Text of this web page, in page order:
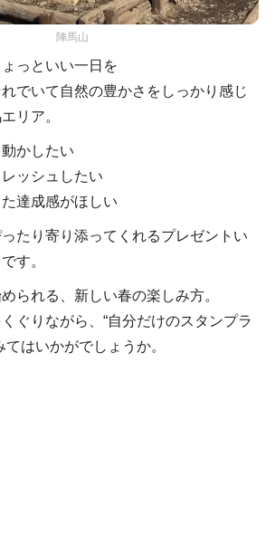
陣馬山
っといい一日を
でいて自然の豊かさをしっかり感じ
リア。
かしたい
ッシュしたい
達成感がほしい
たり寄り添ってくれるプレゼントい
す。
られる、新しい春の楽しみ方。
ぐりながら、“自分だけのスタンプラ
てはいかがでしょうか。